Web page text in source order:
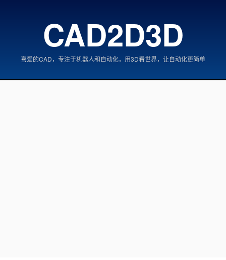
CAD2D3D
喜爱的CAD，专注于机器人和自动化，用3D看世界，让自动化更简单